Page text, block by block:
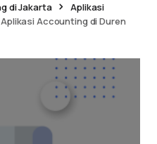
di Jakarta
Aplikasi
Aplikasi Accounting di Duren